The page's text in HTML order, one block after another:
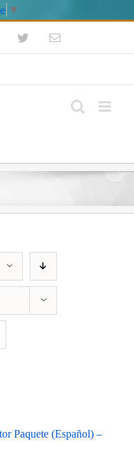
▼
PinterestTwitterEmail
Paquete (Español) –